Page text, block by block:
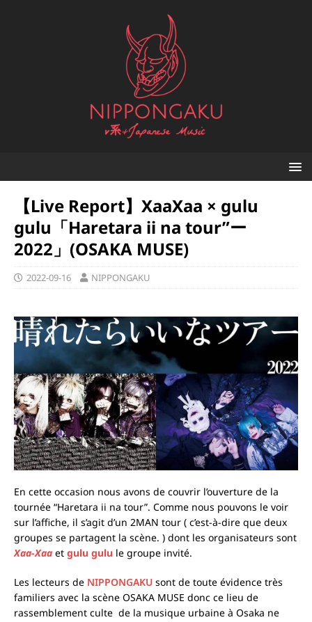
【Live Report】XaaXaa × gulu
gulu「Haretara ii na tour”ー
2022」(OSAKA MUSE)
2022-09-16 NIPPONGAKU
En cette occasion nous avons de couvrir l’ouverture de la
tournée “Haretara ii na tour”. Comme nous pouvons le voir
sur l’affiche, il s’agit d’un 2MAN tour ( c’est-à-dire que deux
groupes se partagent la scène. ) dont les organisateurs sont
Xaa-Xaa et gulu gulu le groupe invité.
Les lecteurs de NIPPONGAKU sont de toute évidence très
familiers avec la scène OSAKA MUSE donc ce lieu de
rassemblement culte de la musique urbaine à Osaka ne